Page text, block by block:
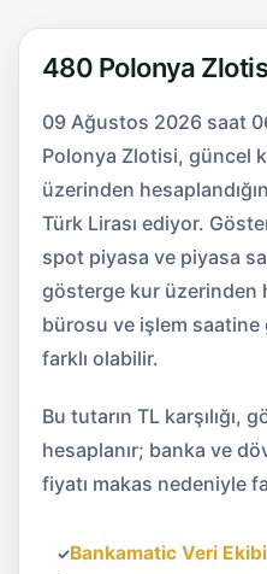
480 Polonya
09 Ağustos 2026 saat
Polonya Zlotisi, güncel
üzerinden
Türk Lirası ediyor.
spot piyasa ve piyasa
gösterge kur üzerinden
bürosu ve işlem
farklı olabilir.
Bu tutarın TL karşılığı,
hesaplanır; banka ve
fiyatı makas nedeniyle
✓Bankamatic Veri Ekibi